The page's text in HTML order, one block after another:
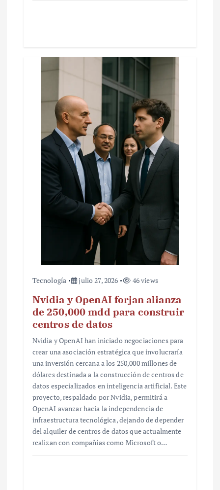
Tecnología julio 27, 2026 46 views
Nvidia y OpenAI forjan alianza
de 250,000 mdd para construir
centros de datos
Nvidia y OpenAI han iniciado negociaciones para
crear una asociación estratégica que involucraría
una inversión cercana a los 250,000 millones de
dólares destinada a la construcción de centros de
datos especializados en inteligencia artificial. Este
proyecto, respaldado por Nvidia, permitirá a
OpenAI avanzar hacia la independencia de
infraestructura tecnológica, dejando de depender
del alquiler de centros de datos que actualmente
realizan con compañías como Microsoft o…